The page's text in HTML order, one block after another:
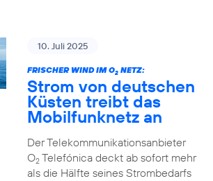
10. Juli 2025
FRISCHER WIND IM O2NETZ:
Strom von deutschen
Küsten treibt das
Mobilfunknetz an
Der Telekommunikationsanbieter
O2Telefónica deckt ab sofort mehr
als die Hälfte seines Strombedarfs